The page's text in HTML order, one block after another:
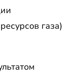
газа)